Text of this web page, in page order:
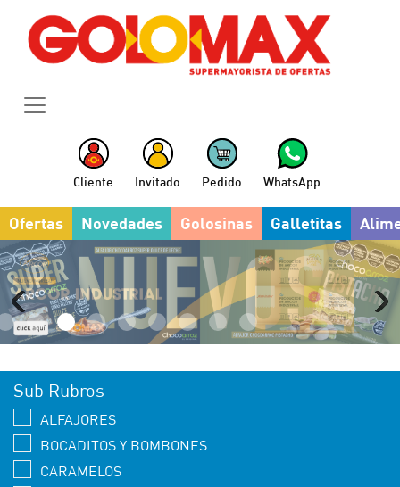
Cliente Invitado Pedido WhatsApp
Ofertas Novedades Golosinas Galletitas
Sub Rubros
ALFAJORES
BOCADITOS Y BOMBONES
CARAMELOS